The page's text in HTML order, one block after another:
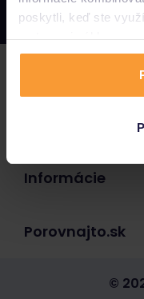
poskytli, keď ste
na to svoj súhlas.
0800 400 300
Informácie
Porovnajto.sk
©